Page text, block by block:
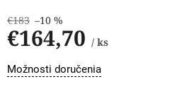
€183 –10 %
€164,70 / ks
Jednotková
cena:
Možnosti doručenia